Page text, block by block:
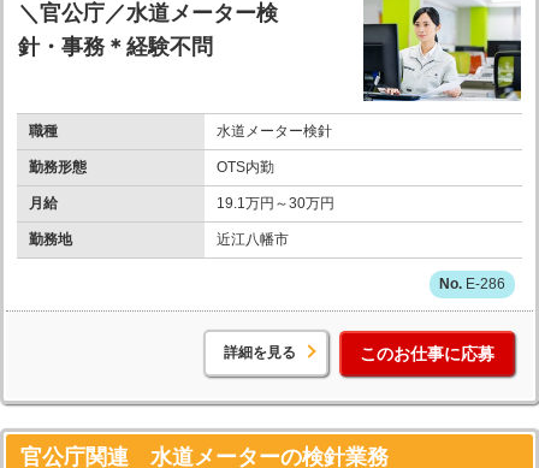
＼官公庁／水道メーター検
針・事務＊経験不問
職種 水道メーター検針
勤務形態 OTS内勤
月給 19.1万円～30万円
勤務地 近江八幡市
E-286
詳細を見る このお仕事に応募
官公庁関連 水道メーターの検針業務